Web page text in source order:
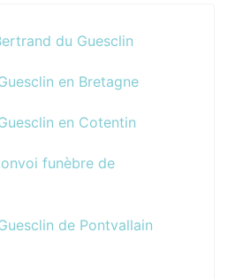
du Guesclin
en Bretagne
en Cotentin
funèbre de
de Pontvallain